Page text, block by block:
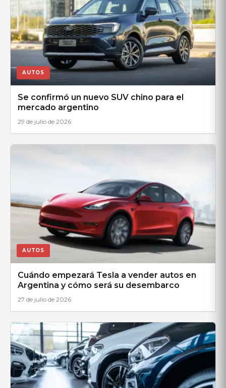
AUTOS
Se confirmó un nuevo SUV chino para el
mercado argentino
29 de julio de 2026
AUTOS
Cuándo empezará Tesla a vender autos en
Argentina y cómo será su desembarco
27 de julio de 2026